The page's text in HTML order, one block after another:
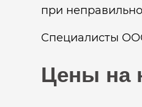
при
Специалисты
Цены на